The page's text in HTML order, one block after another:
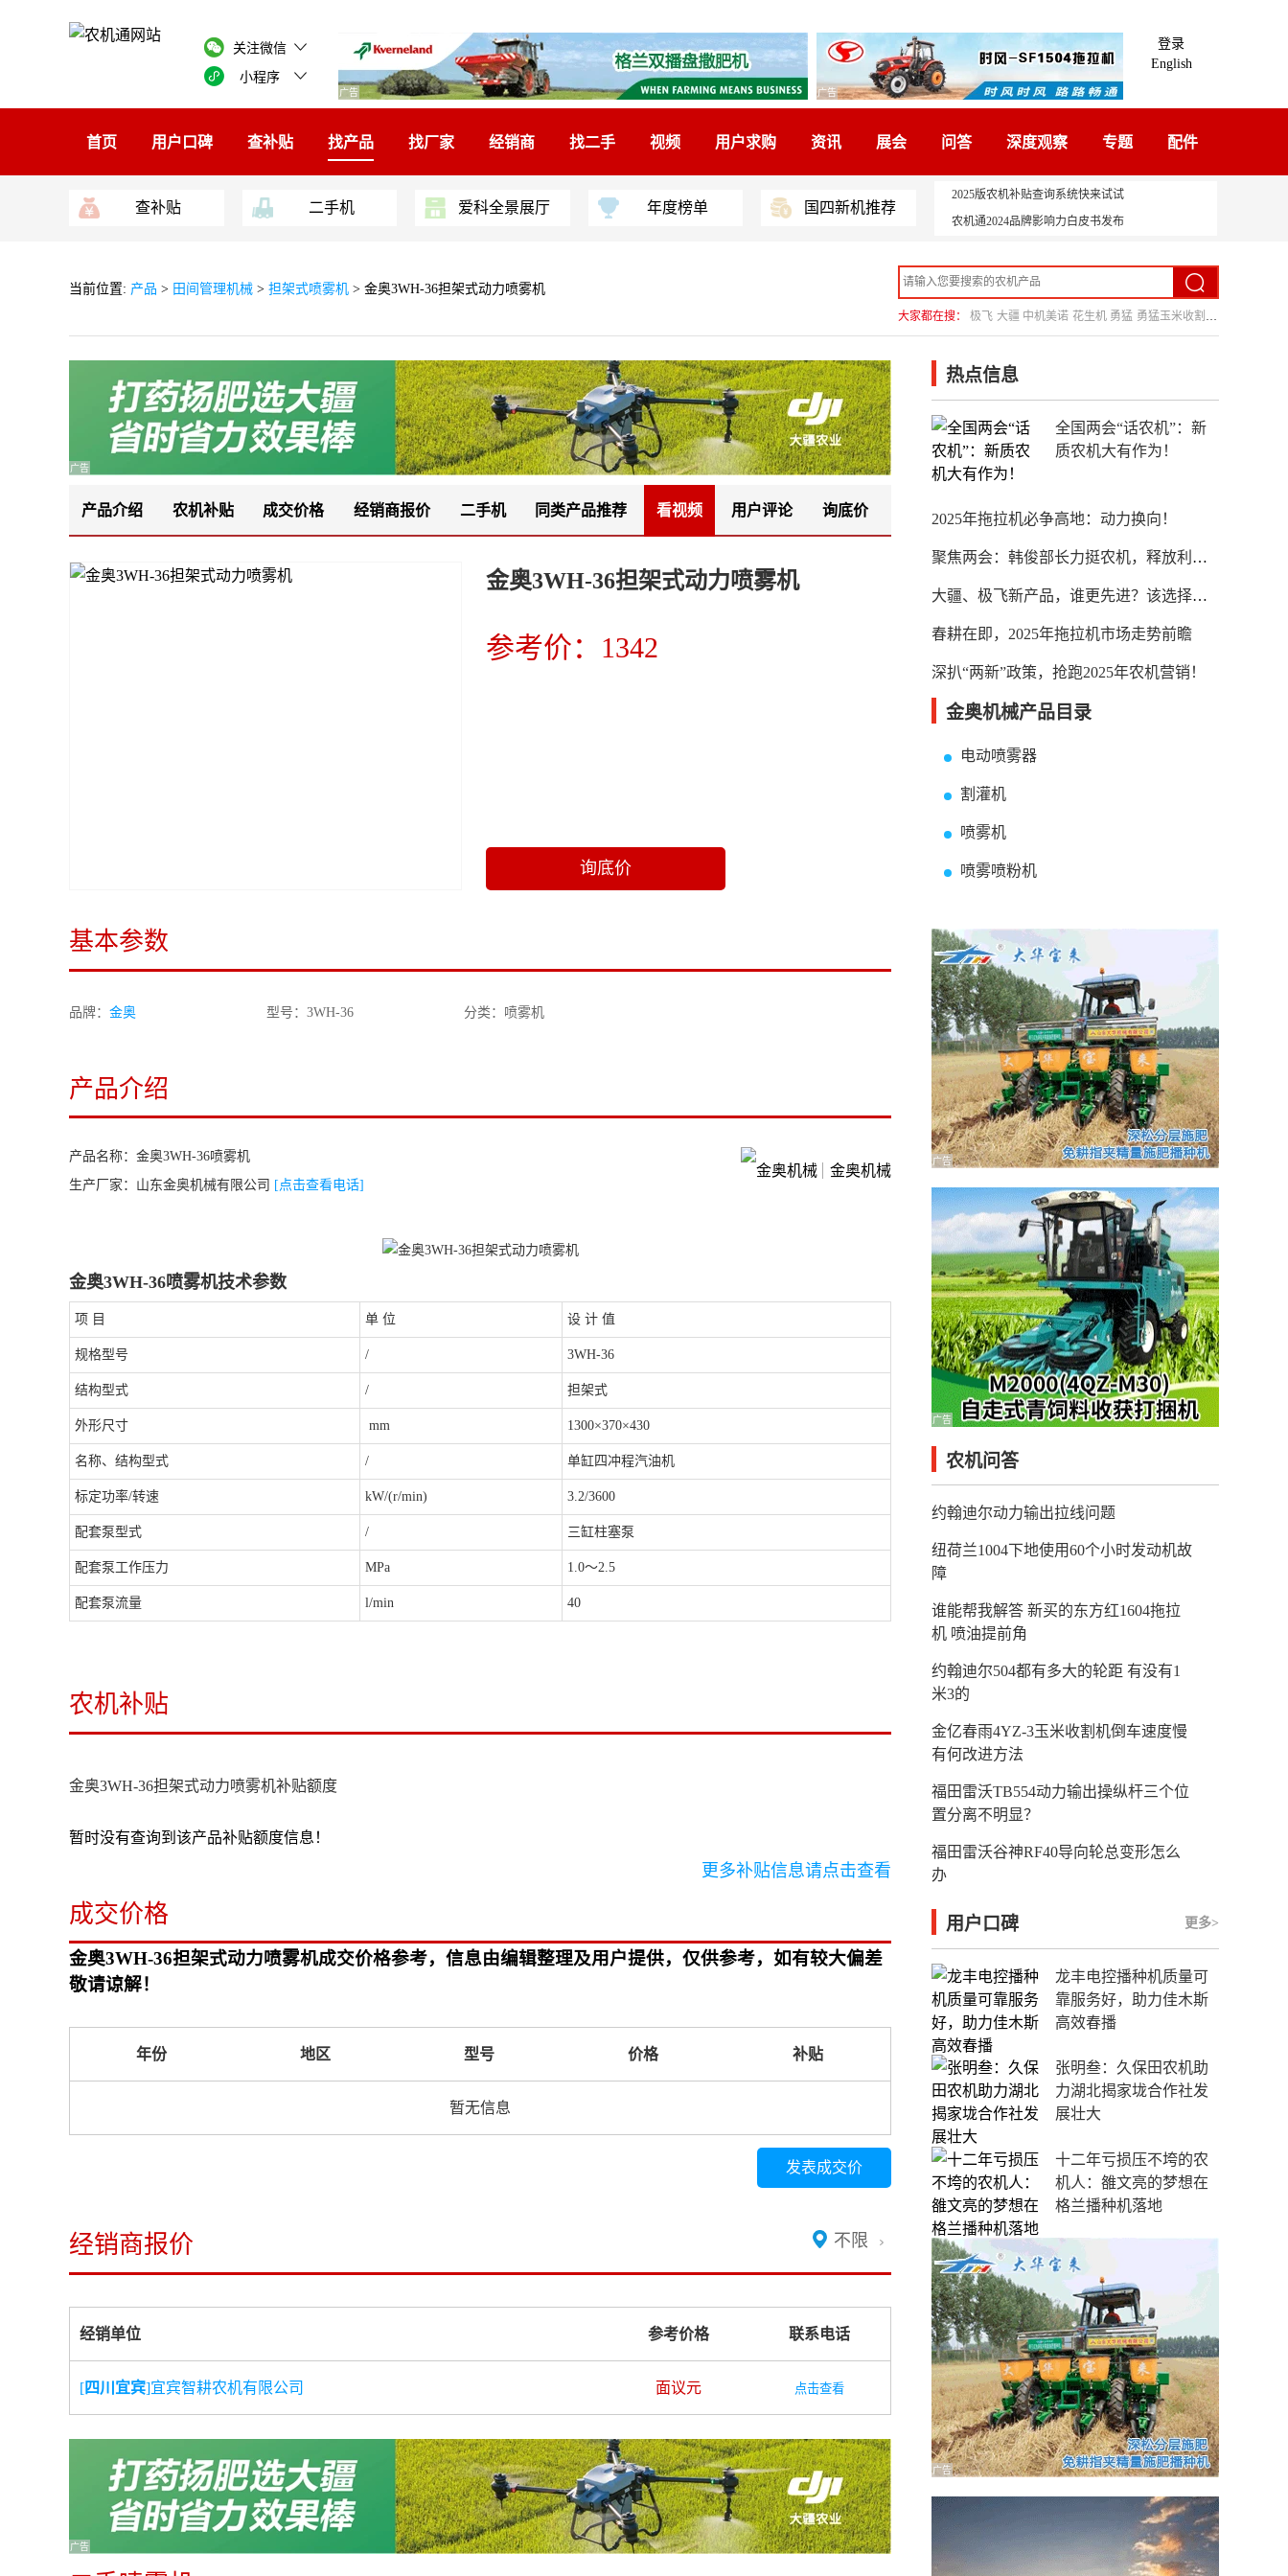
关注微信
小程序
广告 广告
登录
English
首页 用户口碑 查补贴 找产品 找厂家 经销商 找二手 视频 用户求购 资讯 展会 问答 深度观察 专题 配件
查补贴 二手机 爱科全景展厅 年度榜单 国四新机推荐
2025版农机补贴查询系统快来试试
农机通2024品牌影响力白皮书发布
当前位置: 产品 > 田间管理机械 > 担架式喷雾机 > 金奥3WH-36担架式动力喷雾机
大家都在搜： 极飞 大疆 中机美诺 花生机 勇猛 勇猛玉米收割机
广告
产品介绍 农机补贴 成交价格 经销商报价 二手机 同类产品推荐 看视频 用户评论 询底价
金奥3WH-36担架式动力喷雾机
参考价：1342
询底价
基本参数
品牌： 金奥 型号：3WH-36 分类：喷雾机
产品介绍
产品名称： 金奥3WH-36喷雾机
生产厂家： 山东金奥机械有限公司 [点击查看电话]
金奥机械
金奥3WH-36喷雾机技术参数
项 目 单 位 设 计 值
规格型号 / 3WH-36
结构型式 / 担架式
外形尺寸 mm 1300×370×430
名称、结构型式 / 单缸四冲程汽油机
标定功率/转速 kW/(r/min) 3.2/3600
配套泵型式 / 三缸柱塞泵
配套泵工作压力 MPa 1.0～2.5
配套泵流量 l/min 40
农机补贴
金奥3WH-36担架式动力喷雾机补贴额度
暂时没有查询到该产品补贴额度信息！
更多补贴信息请点击查看
成交价格
金奥3WH-36担架式动力喷雾机成交价格参考，信息由编辑整理及用户提供，仅供参考，如有较大偏差
敬请谅解！
年份 地区 型号 价格 补贴
暂无信息
发表成交价
经销商报价 不限
经销单位 参考价格 联系电话
[四川宜宾]宜宾智耕农机有限公司 面议元 点击查看
广告
热点信息
全国两会“话农机”：新
质农机大有作为！
2025年拖拉机必争高地：动力换向！
聚焦两会：韩俊部长力挺农机，释放利好！
大疆、极飞新产品，谁更先进？该选择谁？
春耕在即，2025年拖拉机市场走势前瞻
深扒“两新”政策，抢跑2025年农机营销！
金奥机械产品目录
电动喷雾器
割灌机
喷雾机
喷雾喷粉机
广告
广告
农机问答
约翰迪尔动力输出拉线问题
纽荷兰1004下地使用60个小时发动机故
障
谁能帮我解答 新买的东方红1604拖拉
机 喷油提前角
约翰迪尔504都有多大的轮距 有没有1
米3的
金亿春雨4YZ-3玉米收割机倒车速度慢
有何改进方法
福田雷沃TB554动力输出操纵杆三个位
置分离不明显？
福田雷沃谷神RF40导向轮总变形怎么
办
用户口碑 更多>
龙丰电控播种机质量可
靠服务好，助力佳木斯
高效春播
张明叁：久保田农机助
力湖北揭家垅合作社发
展壮大
十二年亏损压不垮的农
机人：雒文亮的梦想在
格兰播种机落地
广告